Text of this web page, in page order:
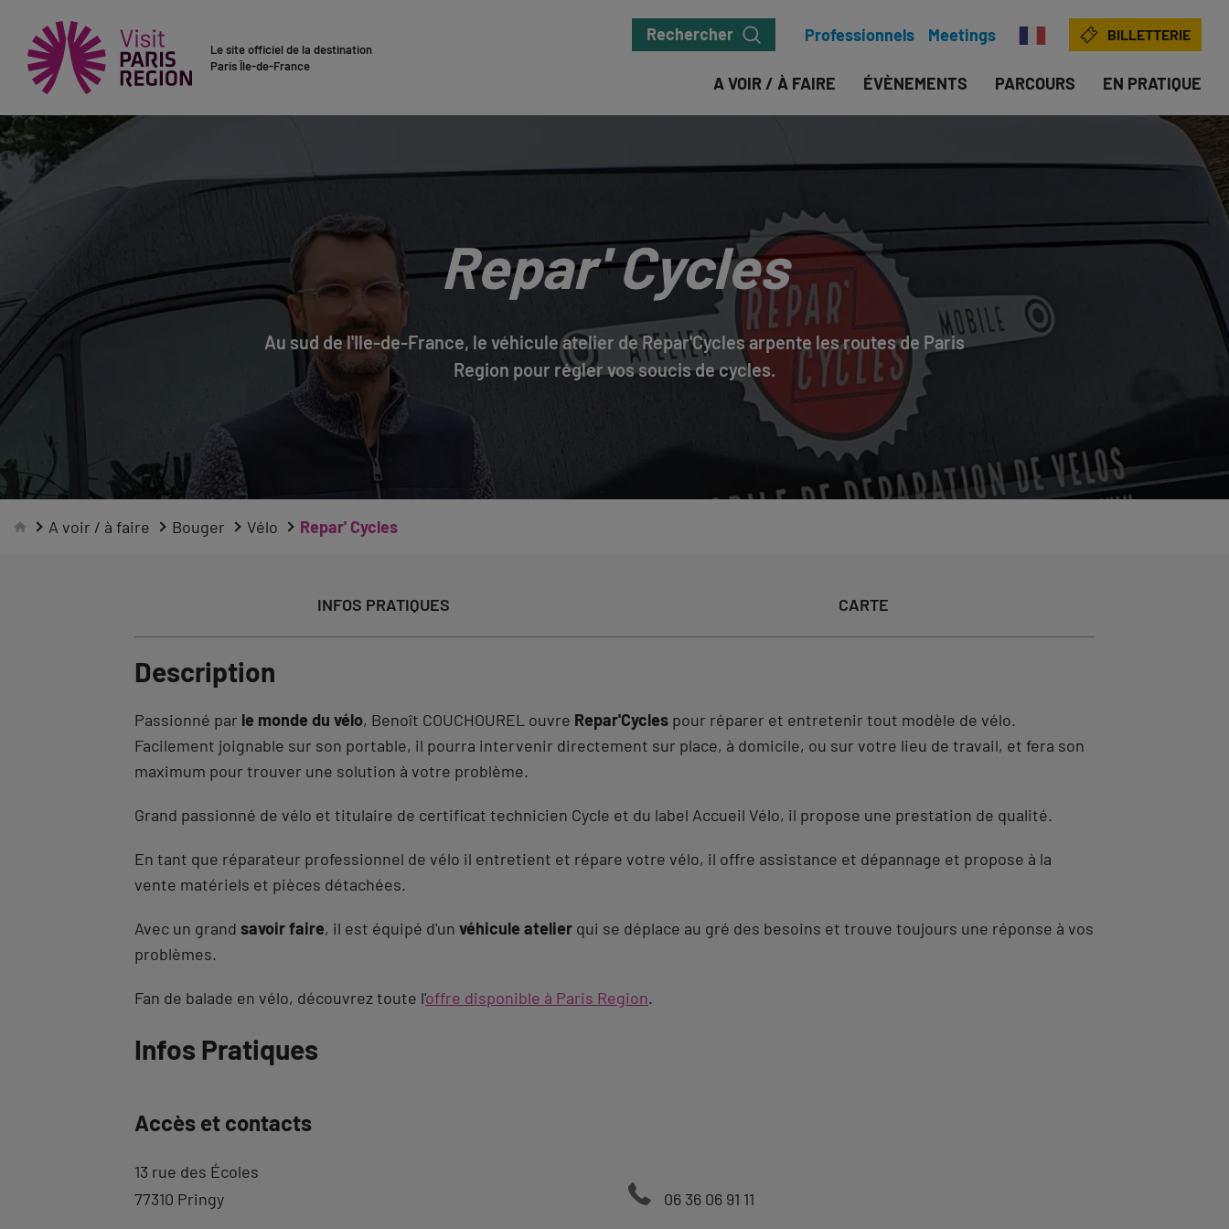
Le site officiel de la destination
Paris Île-de-France
Rechercher Professionnels Meetings BILLETTERIE
A VOIR / À FAIRE ÉVÈNEMENTS PARCOURS EN PRATIQUE
Repar' Cycles
Au sud de l'Ile-de-France, le véhicule atelier de Repar'Cycles arpente les routes de Paris
Region pour régler vos soucis de cycles.
A voir / à faire Bouger Vélo Repar' Cycles
INFOS PRATIQUES CARTE
Description
Passionné par le monde du vélo, Benoît COUCHOUREL ouvre Repar'Cycles pour réparer et entretenir tout modèle de vélo.
Facilement joignable sur son portable, il pourra intervenir directement sur place, à domicile, ou sur votre lieu de travail, et fera son
maximum pour trouver une solution à votre problème.
Grand passionné de vélo et titulaire de certificat technicien Cycle et du label Accueil Vélo, il propose une prestation de qualité.
En tant que réparateur professionnel de vélo il entretient et répare votre vélo, il offre assistance et dépannage et propose à la
vente matériels et pièces détachées.
Avec un grand savoir faire, il est équipé d'un véhicule atelier qui se déplace au gré des besoins et trouve toujours une réponse à vos
problèmes.
Fan de balade en vélo, découvrez toute l'offre disponible à Paris Region.
Revenir
description
Infos Pratiques
Accès et contacts
13 rue des Écoles
77310 Pringy
06 36 06 91 11